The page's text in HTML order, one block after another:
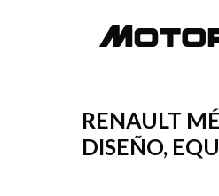
RENAULT
DISEÑO,